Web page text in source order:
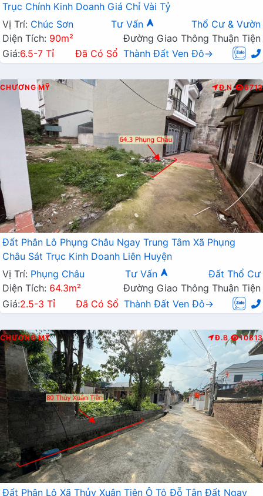
Trục Chính Kinh Doanh Giá Chỉ Vài Tỷ
Vị Trí: Chúc Sơn Tư Vấn
Thổ Cư & Vườn
Diện Tích: 90m²
Đường Giao Thông Thuận Tiện
Giá:6.5-7 Tỉ Đã Có Sổ Thành Đất Ven Đô→
CHƯƠNG MỸ Đ.N 6713
Đất Phân Lô Phụng Châu Ngay Trung Tâm Xã Phụng
Châu Sát Trục Kinh Doanh Liên Huyện
Vị Trí: Phụng Châu Tư Vấn
Đất Thổ Cư
Diện Tích: 64.3m²
Đường Giao Thông Thuận Tiện
Giá:2.5-3 Tỉ Đã Có Sổ Thành Đất Ven Đô→
CHƯƠNG MỸ Đ.B 10813
Đất Phân Lô Xã Thủy Xuân Tiên Ô Tô Đỗ Tận Đất Ngay